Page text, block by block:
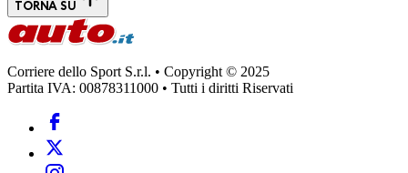
TORNA SU
Corriere dello Sport S.r.l. • Copyright © 2025
Partita IVA: 00878311000 • Tutti i diritti Riservati